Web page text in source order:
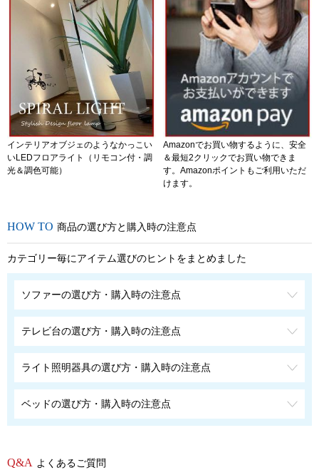
インテリアオブジェのようなかっこい
いLEDフロアライト（リモコン付・調
光＆調色可能）
Amazonでお買い物するように、安全
＆最短2クリックでお買い物できま
す。Amazonポイントもご利用いただ
けます。
商品の選び方と購入時の注意点
カテゴリー毎にアイテム選びのヒントをまとめました
ソファーの選び方・購入時の注意点
テレビ台の選び方・購入時の注意点
ライト照明器具の選び方・購入時の注意点
ベッドの選び方・購入時の注意点
よくあるご質問